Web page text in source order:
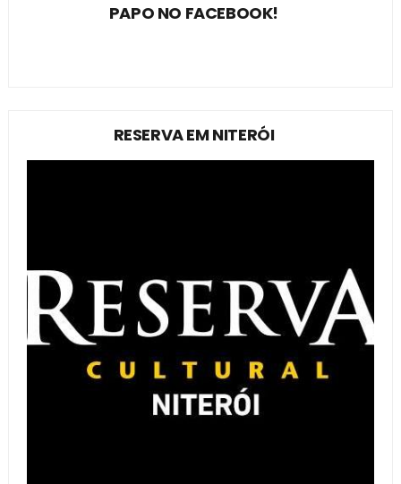
PAPO NO FACEBOOK!
RESERVA EM NITERÓI